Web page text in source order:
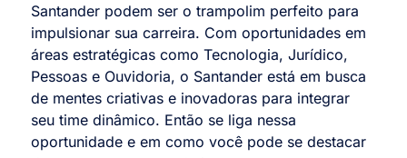
Santander podem ser o trampolim perfeito para
impulsionar sua carreira. Com oportunidades em
áreas estratégicas como Tecnologia, Jurídico,
Pessoas e Ouvidoria, o Santander está em busca
de mentes criativas e inovadoras para integrar
seu time dinâmico. Então se liga nessa
oportunidade e em como você pode se destacar